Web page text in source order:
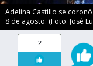
Adelina Castillo se
8 de agosto. (Foto: José
2